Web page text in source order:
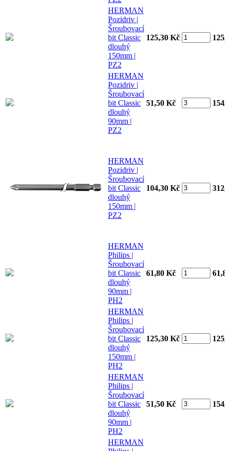
HERMAN
Pozidriv |
Šroubovací
bit Classic
dlouhý
150mm |
PZ2
125,30 Kč
HERMAN
Pozidriv |
Šroubovací
bit Classic
dlouhý
90mm |
PZ2
51,50 Kč
HERMAN
Pozidriv |
Šroubovací
bit Classic
dlouhý
150mm |
PZ2
104,30 Kč
HERMAN
Philips |
Šroubovací
bit Classic
dlouhý
90mm |
PH2
61,80 Kč
HERMAN
Philips |
Šroubovací
bit Classic
dlouhý
150mm |
PH2
125,30 Kč
HERMAN
Philips |
Šroubovací
bit Classic
dlouhý
90mm |
PH2
51,50 Kč
HERMAN